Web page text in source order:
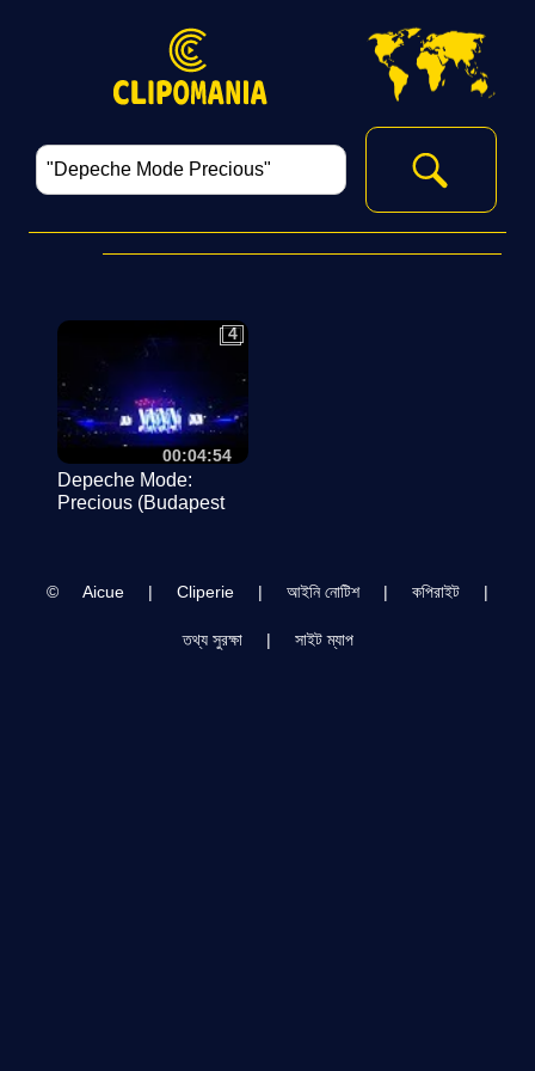
00:04:54
4
4
Depeche Mode:
Precious (Budapest
© Aicue | Cliperie | আইনি নোটিশ | কপিরাইট |
তথ্য সুরক্ষা | সাইট ম্যাপ